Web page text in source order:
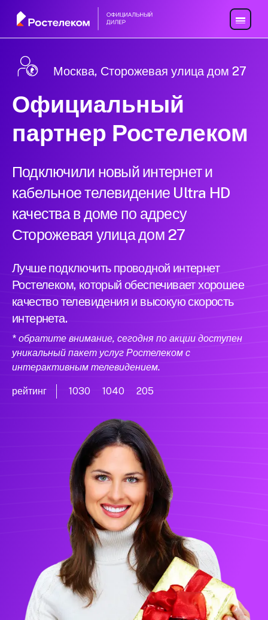
Москва, Сторожевая улица дом 27
Официальный
партнер Ростелеком
Подключили новый интернет и
кабельное телевидение Ultra HD
качества в доме по адресу
Сторожевая улица дом 27
Лучше подключить проводной интернет
Ростелеком, который обеспечивает хорошее
качество телевидения и высокую скорость
интернета.
* обратите внимание, сегодня по акции доступен
уникальный пакет услуг Ростелеком с
интерактивным телевидением.
рейтинг 1030 1040 205